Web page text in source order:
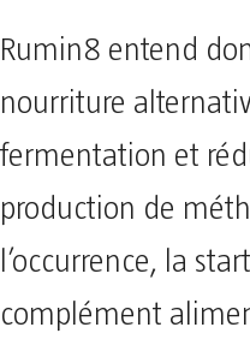
Rumin8 entend
nourriture
fermentation et
production de
l’occurrence, la
complément